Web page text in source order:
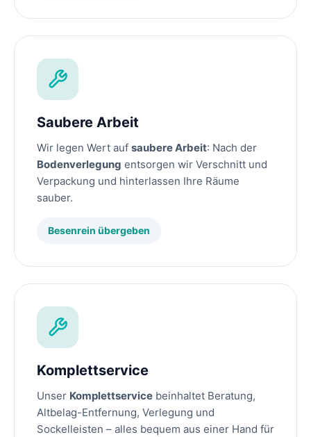
Saubere Arbeit
Wir legen Wert auf saubere Arbeit: Nach der
Bodenverlegung entsorgen wir Verschnitt und
Verpackung und hinterlassen Ihre Räume
sauber.
Besenrein übergeben
Komplettservice
Unser Komplettservice beinhaltet Beratung,
Altbelag-Entfernung, Verlegung und
Sockelleisten – alles bequem aus einer Hand für